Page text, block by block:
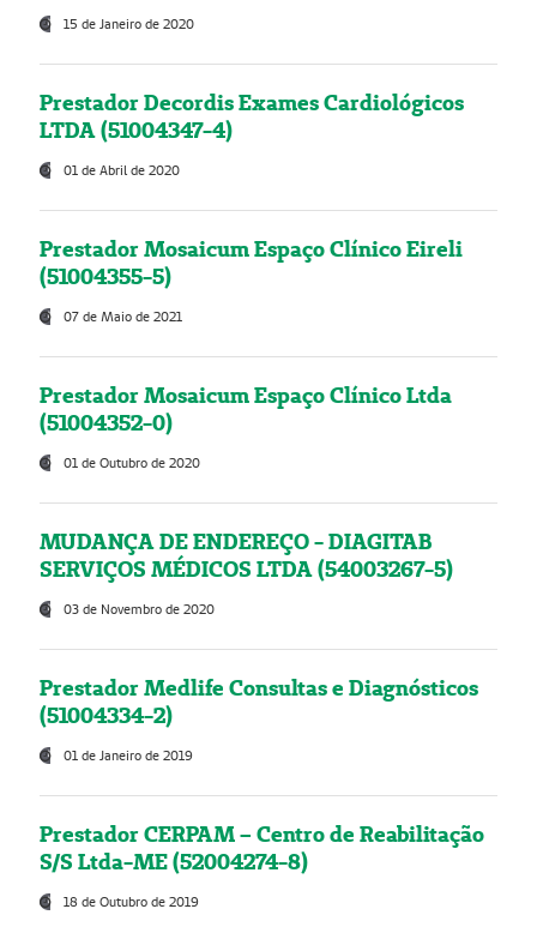
15 de Janeiro de 2020
Prestador Decordis Exames Cardiológicos
LTDA (51004347-4)
01 de Abril de 2020
Prestador Mosaicum Espaço Clínico Eireli
(51004355-5)
07 de Maio de 2021
Prestador Mosaicum Espaço Clínico Ltda
(51004352-0)
01 de Outubro de 2020
MUDANÇA DE ENDEREÇO - DIAGITAB
SERVIÇOS MÉDICOS LTDA (54003267-5)
03 de Novembro de 2020
Prestador Medlife Consultas e Diagnósticos
(51004334-2)
01 de Janeiro de 2019
Prestador CERPAM – Centro de Reabilitação
S/S Ltda-ME (52004274-8)
18 de Outubro de 2019